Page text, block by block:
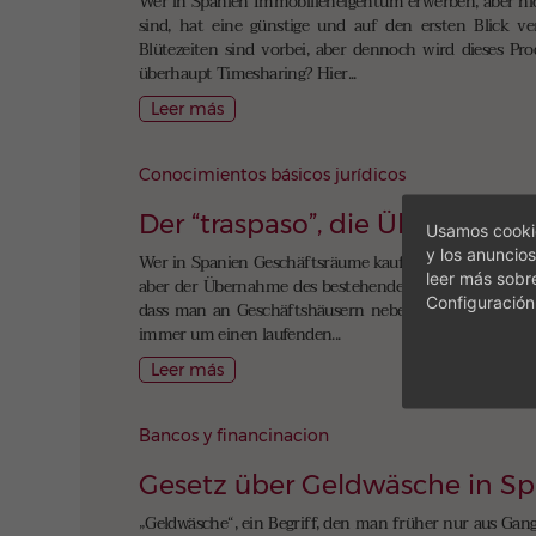
sind, hat eine günstige und auf den ersten Blick
Blütezeiten sind vorbei, aber dennoch wird dieses
überhaupt Timesharing? Hier...
Leer más
Conocimientos básicos jurídicos
Der “traspaso”, die
Wer in Spanien Geschäftsräume kaufen oder
aber der Übernahme des bestehenden
dass man an Geschäftshäusern neben dem
immer um einen laufenden...
Leer más
Bancos y financinacion
Gesetz über Geldwäsche in
„Geldwäsche“, ein Begriff, den man früher nur aus
Usamos
y los
leer más